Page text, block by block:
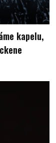
kapelu,